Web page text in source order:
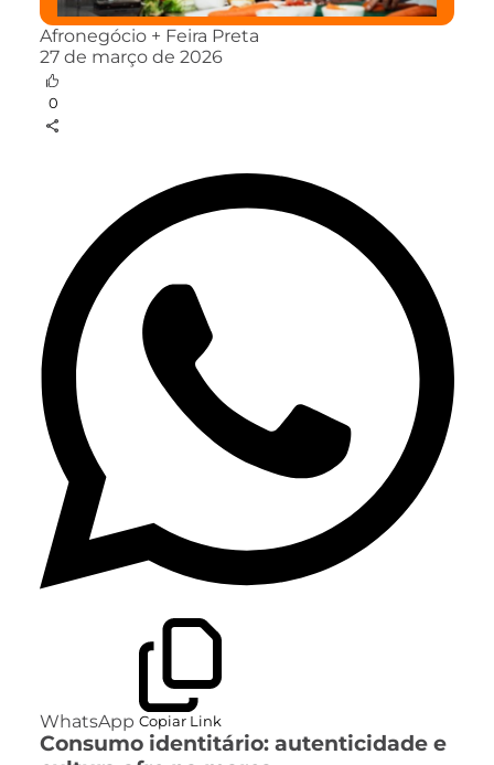
Afronegócio + Feira Preta
27 de março de 2026
0
WhatsApp Copiar Link
Consumo identitário: autenticidade e